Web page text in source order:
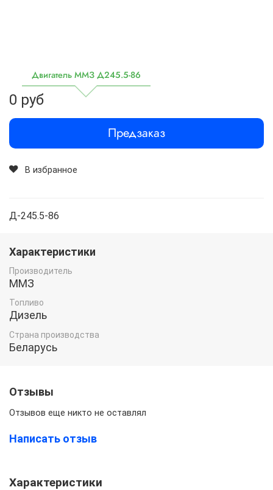
Двигатель ММЗ Д245.5-86
0 руб
Предзаказ
В избранное
Д-245.5-86
Характеристики
Производитель
ММЗ
Топливо
Дизель
Страна производства
Беларусь
Отзывы
Отзывов еще никто не оставлял
Написать отзыв
Характеристики